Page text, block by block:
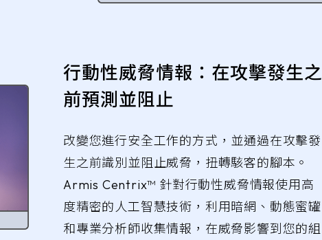
行動性威脅情報：在攻擊發生之
前預測並阻止
改變您進行安全工作的方式，並通過在攻擊發
生之前識別並阻止威脅，扭轉駭客的腳本。
Armis Centrix™ 針對行動性威脅情報使用高
度精密的人工智慧技術，利用暗網、動態蜜罐
和專業分析師收集情報，在威脅影響到您的組